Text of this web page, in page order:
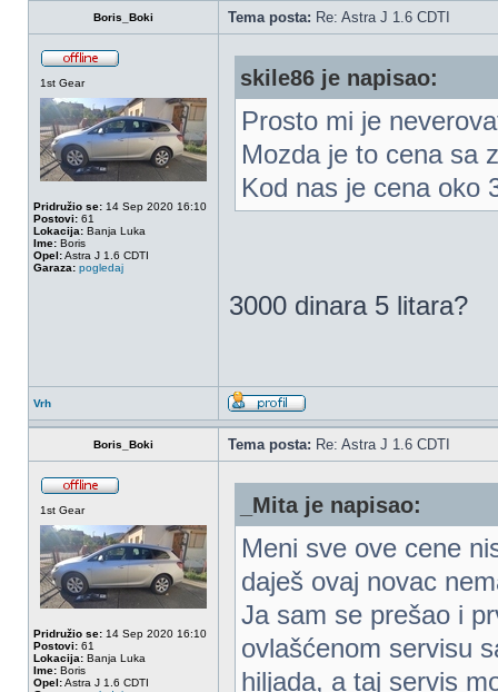
Boris_Boki Tema posta: Re: Astra J 1.6 CDTI
1st Gear
Pridružio se: 14 Sep 2020 16:10
Postovi: 61
Lokacija: Banja Luka
Ime: Boris
Opel:Astra J 1.6 CDTI
Garaza: pogledaj
skile86 je napisao:
Prosto mi je
Mozda je to cena sa
Kod nas je cena oko
3000 dinara 5 litara?
Vrh
Boris_Boki Tema posta: Re: Astra J 1.6 CDTI
1st Gear
Pridružio se: 14 Sep 2020 16:10
Postovi: 61
Lokacija: Banja Luka
Ime: Boris
Opel:Astra J 1.6 CDTI
_Mita je napisao:
Meni sve ove cene
daješ ovaj novac
Ja sam se prešao i
ovlašćenom servisu
hiljada, a taj servis